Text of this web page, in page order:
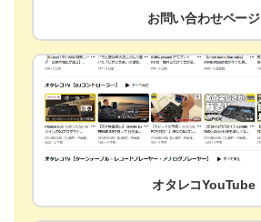
お問い合わせページ
オタレコYouTube